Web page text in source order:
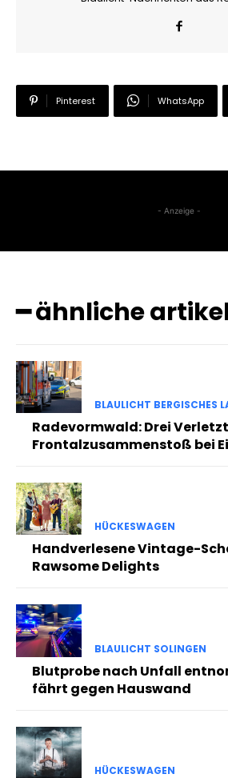
Pinterest WhatsApp
- Anzeige -
━ ähnliche
BLAULICHT BERGISCHES
Radevormwald: Drei
Frontalzusammenstoß bei
HÜCKESWAGEN
Handverlesene Vintage-
Rawsome Delights
BLAULICHT SOLINGEN
Blutprobe nach Unfall
fährt gegen Hauswand
HÜCKESWAGEN